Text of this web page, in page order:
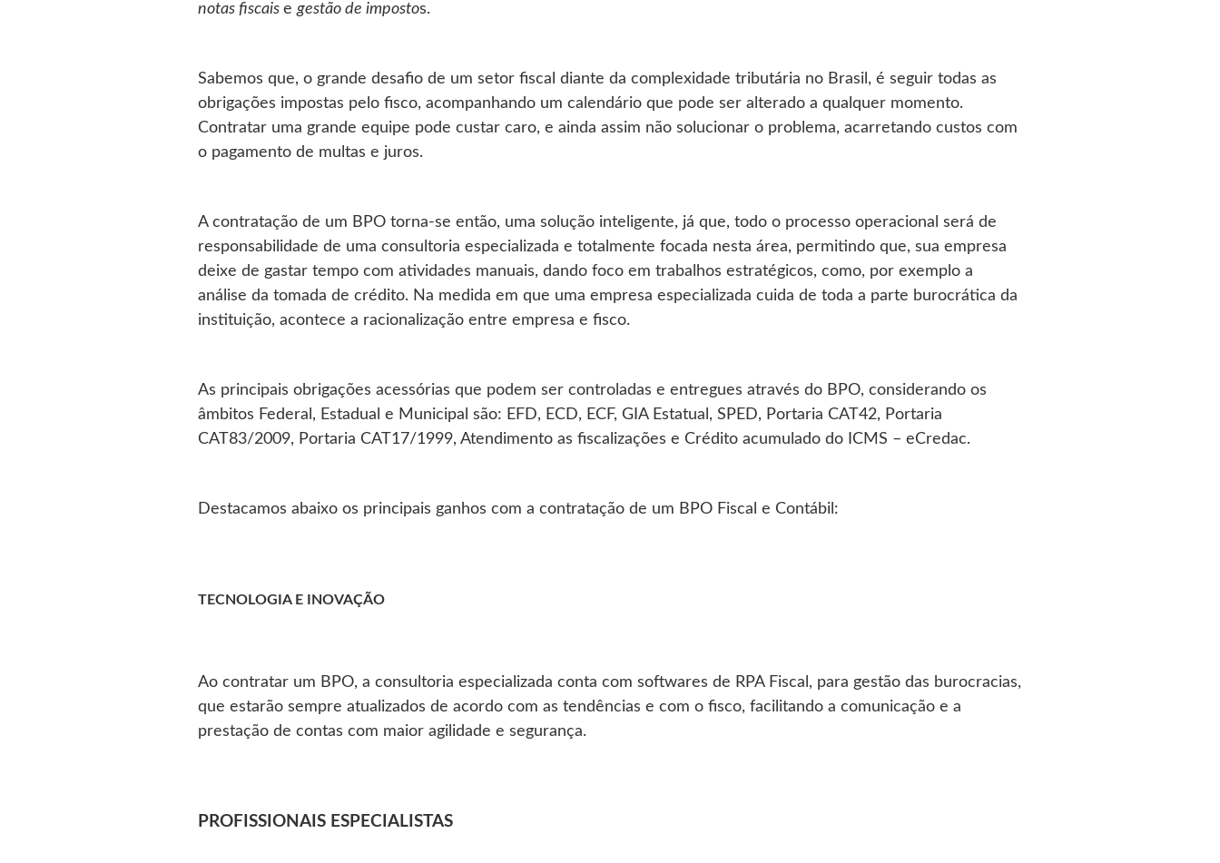
notas fiscais egestão de impostos.
Sabemos que, o grande desafio de um setor fiscal diante da complexidade tributária no Brasil, é seguir todas as
obrigações impostas pelo fisco, acompanhando um calendário que pode ser alterado a qualquer momento.
Contratar uma grande equipe pode custar caro, e ainda assim não solucionar o problema, acarretando custos com
o pagamento de multas e juros.
A contratação de um BPO torna-se então, uma solução inteligente, já que, todo o processo operacional será de
responsabilidade de uma consultoria especializada e totalmente focada nesta área, permitindo que, sua empresa
deixe de gastar tempo com atividades manuais, dando foco em trabalhos estratégicos, como, por exemplo a
análise da tomada de crédito. Na medida em que uma empresa especializada cuida de toda a parte burocrática da
instituição, acontece a racionalização entre empresa e fisco.
As principais obrigações acessórias que podem ser controladas e entregues através do BPO, considerando os
âmbitos Federal, Estadual e Municipal são: EFD, ECD, ECF, GIA Estatual, SPED, Portaria CAT42, Portaria
CAT83/2009, Portaria CAT17/1999, Atendimento as fiscalizações e Crédito acumulado do ICMS – eCredac.
Destacamos abaixo os principais ganhos com a contratação de um BPO Fiscal e Contábil:
TECNOLOGIA E INOVAÇÃO
Ao contratar um BPO, a consultoria especializada conta com softwares de RPA Fiscal, para gestão das burocracias,
que estarão sempre atualizados de acordo com as tendências e com o fisco, facilitando a comunicação e a
prestação de contas com maior agilidade e segurança.
PROFISSIONAIS ESPECIALISTAS